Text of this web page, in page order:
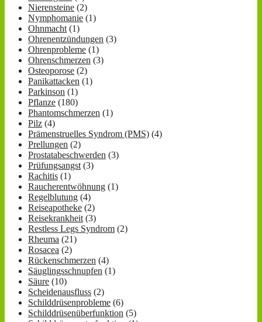
Nierensteine (2)
Nymphomanie (1)
Ohnmacht(1)
Ohrenentzündungen (3)
Ohrenprobleme (1)
Ohrenschmerzen (3)
Osteoporose (2)
Panikattacken (1)
Parkinson (1)
Pflanze (180)
Phantomschmerzen (1)
Pilz (4)
Prämenstruelles Syndrom (PMS) (4)
Prellungen (2)
Prostatabeschwerden (3)
Prüfungsangst(3)
Rachitis (1)
Raucherentwöhnung (1)
Regelblutung (4)
Reiseapotheke (2)
Reisekrankheit(3)
Restless Legs Syndrom (2)
Rheuma (21)
Rosacea (2)
Rückenschmerzen (4)
Säuglingsschnupfen (1)
Säure (10)
Scheidenausfluss (2)
Schilddrüsenprobleme (6)
Schilddrüsenüberfunktion (5)